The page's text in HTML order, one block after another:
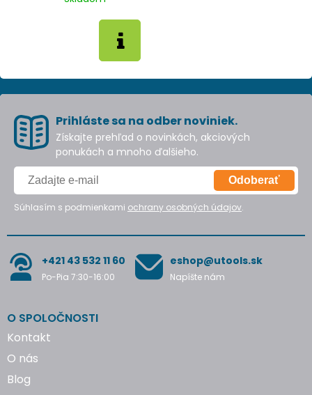
Prihláste sa na odber noviniek.
Získajte prehľad o novinkách, akciových
ponukách a mnoho ďalšieho.
Odoberať
Súhlasím s podmienkami ochrany osobných údajov.
+421 43 532 11 60
Po-Pia 7:30-16:00
eshop@utools.sk
Napíšte nám
O SPOLOČNOSTI
Kontakt
O nás
Blog